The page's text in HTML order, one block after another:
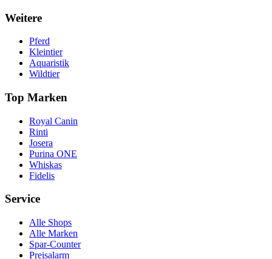
Weitere
Pferd
Kleintier
Aquaristik
Wildtier
Top Marken
Royal Canin
Rinti
Josera
Purina ONE
Whiskas
Fidelis
Service
Alle Shops
Alle Marken
Spar-Counter
Preisalarm